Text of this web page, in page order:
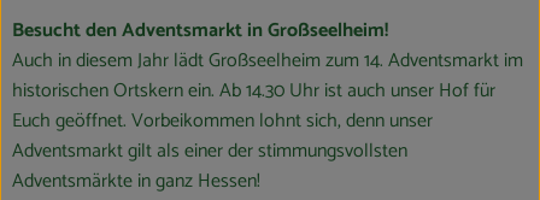
Besucht den Adventsmarkt in Großseelheim!
Auch in diesem Jahr lädt Großseelheim zum 14. Adventsmarkt im
historischen Ortskern ein. Ab 14.30 Uhr ist auch unser Hof für
Euch geöffnet. Vorbeikommen lohnt sich, denn unser
Adventsmarkt gilt als einer der stimmungsvollsten
Adventsmärkte in ganz Hessen!